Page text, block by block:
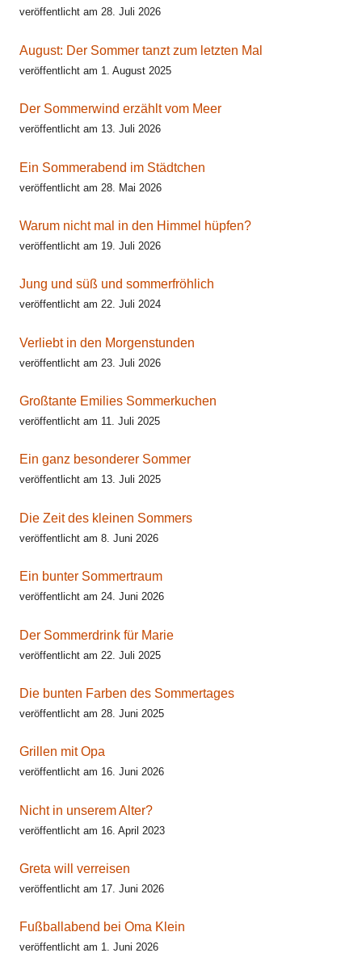
veröffentlicht am 28. Juli 2026
August: Der Sommer tanzt zum letzten Mal
veröffentlicht am 1. August 2025
Der Sommerwind erzählt vom Meer
veröffentlicht am 13. Juli 2026
Ein Sommerabend im Städtchen
veröffentlicht am 28. Mai 2026
Warum nicht mal in den Himmel hüpfen?
veröffentlicht am 19. Juli 2026
Jung und süß und sommerfröhlich
veröffentlicht am 22. Juli 2024
Verliebt in den Morgenstunden
veröffentlicht am 23. Juli 2026
Großtante Emilies Sommerkuchen
veröffentlicht am 11. Juli 2025
Ein ganz besonderer Sommer
veröffentlicht am 13. Juli 2025
Die Zeit des kleinen Sommers
veröffentlicht am 8. Juni 2026
Ein bunter Sommertraum
veröffentlicht am 24. Juni 2026
Der Sommerdrink für Marie
veröffentlicht am 22. Juli 2025
Die bunten Farben des Sommertages
veröffentlicht am 28. Juni 2025
Grillen mit Opa
veröffentlicht am 16. Juni 2026
Nicht in unserem Alter?
veröffentlicht am 16. April 2023
Greta will verreisen
veröffentlicht am 17. Juni 2026
Fußballabend bei Oma Klein
veröffentlicht am 1. Juni 2026